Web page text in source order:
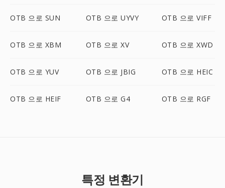
OTB 으로 SUN OTB 으로 UYVY OTB 으로 VIFF
OTB 으로 XBM OTB 으로 XV OTB 으로 XWD
OTB 으로 YUV OTB 으로 JBIG OTB 으로 HEIC
OTB 으로 HEIF OTB 으로 G4 OTB 으로 RGF
특정 변환기